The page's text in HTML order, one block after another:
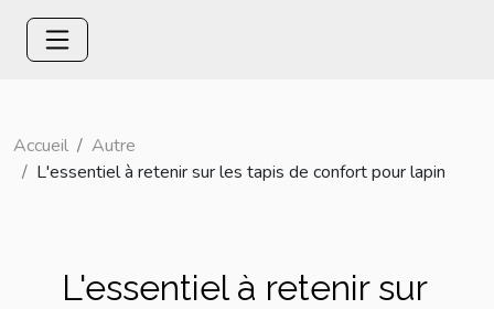
Accueil
Autre
L'essentiel à retenir sur les tapis de confort pour lapin
L'essentiel à retenir sur